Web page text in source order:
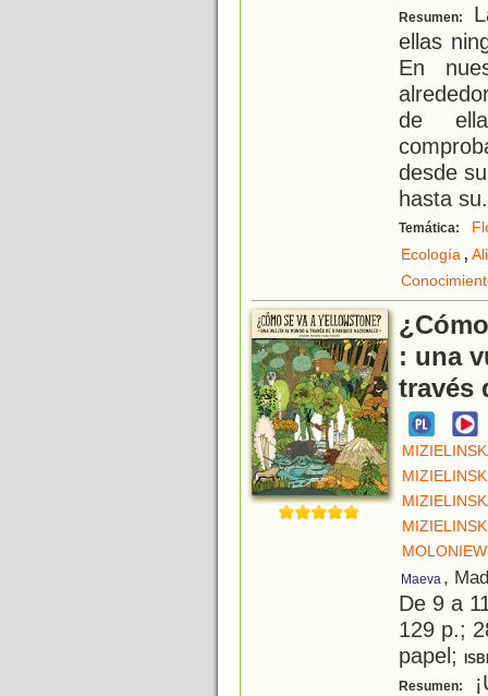
Resumen:
ellas
En
de
desde
hasta su
Temática:
Ecología ,
: una
través
Maeva ,
De 9 a
129 p.;
papel;
Resumen: